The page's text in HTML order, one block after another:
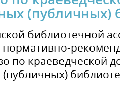
(публичных)
библиотечной
по краеведческой